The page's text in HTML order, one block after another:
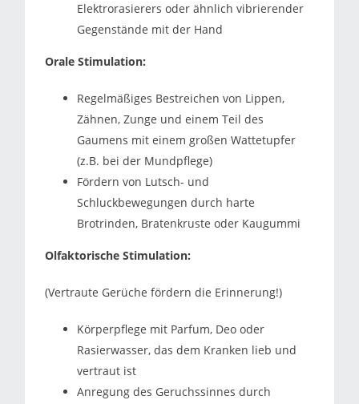
Elektrorasierers oder ähnlich vibrierender
Gegenstände mit der Hand
Orale Stimulation:
Regelmäßiges Bestreichen von Lippen,
Zähnen, Zunge und einem Teil des
Gaumens mit einem großen Wattetupfer
(z.B. bei der Mundpflege)
Fördern von Lutsch- und
Schluckbewegungen durch harte
Brotrinden, Bratenkruste oder Kaugummi
Olfaktorische Stimulation:
(Vertraute Gerüche fördern die Erinnerung!)
Körperpflege mit Parfum, Deo oder
Rasierwasser, das dem Kranken lieb und
vertraut ist
Anregung des Geruchssinnes durch